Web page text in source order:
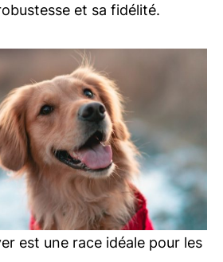
et sa fidélité.
est une race idéale pour les